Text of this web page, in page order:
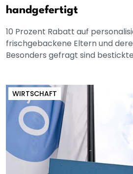
handgefertigt
10 Prozent Rabatt auf
frischgebackene Eltern und
Besonders gefragt sind bestickte
WIRTSCHAFT